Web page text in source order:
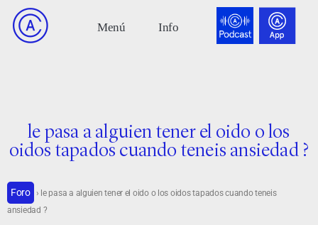
le pasa a alguien tener el oido o los
oidos tapados cuando teneis ansiedad ?
Foro › le pasa a alguien tener el oido o los oidos tapados cuando teneis
ansiedad ?